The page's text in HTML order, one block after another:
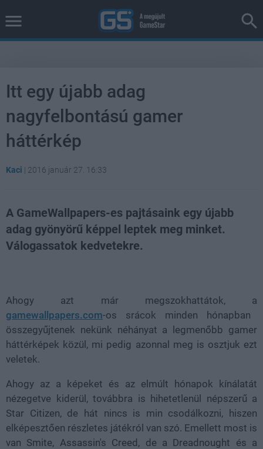
Itt egy újabb adag
nagyfelbontású gamer
háttérkép
Kaci | 2016 január 27. 16:33
A GameWallpapers-es pajtásaink egy újabb
adag gyönyörű képpel leptek meg minket.
Válogassatok kedvetekre.
Ahogy azt már megszokhattátok, a
gamewallpapers.com-os srácok minden hónapban
összegyűjtenek nekünk néhányat a legmenőbb gamer
háttérképek közül, mi pedig azonnal meg is osztjuk ezt
veletek.
Ahogy az a képeket és az elmúlt hónapok kínálatát
nézegetve kiderül, továbbra is hihetetlenül népszerű a
Star Citizen, de hát nincs is min csodálkozni, hiszen
elképesztően részletes játékról van szó. Emellett most is
van Smite, Assassin's Creed, de a Dreadnought és a